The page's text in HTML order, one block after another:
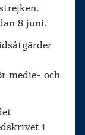
8 juni.
medie- och
i